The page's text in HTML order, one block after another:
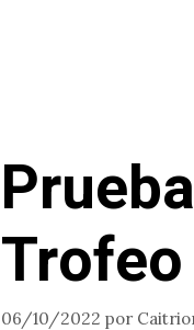
Trofeo
06/10/2022 por